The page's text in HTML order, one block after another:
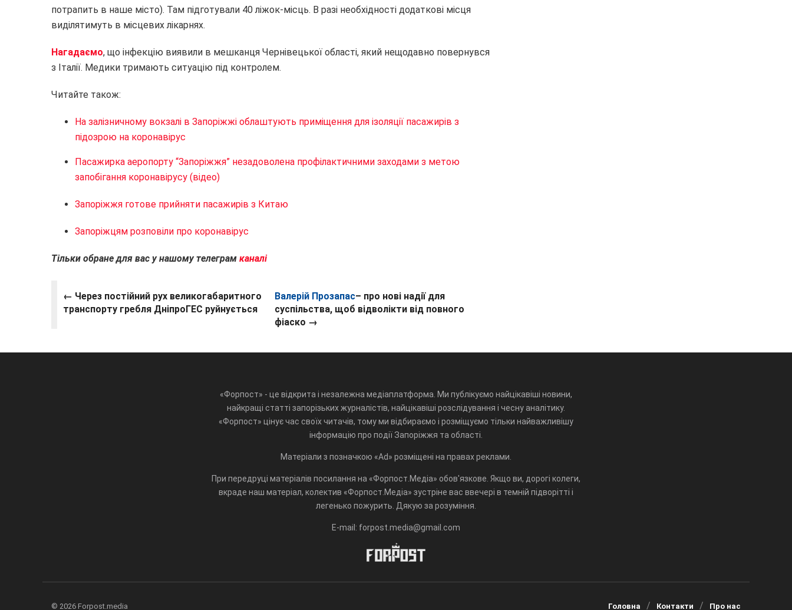
потрапить в наше місто). Там підготували 40 ліжок-місць. В разі необхідності додаткові місця
виділятимуть в місцевих лікарнях.
Нагадаємо, що інфекцію виявили в мешканця Чернівецької області, який нещодавно повернувся
з Італії. Медики тримають ситуацію під контролем.
Читайте також:
На залізничному вокзалі в Запоріжжі облаштують приміщення для ізоляції пасажирів з
підозрою на коронавірус
Пасажирка аеропорту “Запоріжжя” незадоволена профілактичними заходами з метою
запобігання коронавірусу (відео)
Запоріжжя готове прийняти пасажирів з Китаю
Запоріжцям розповіли про коронавірус
Тільки обране для вас у нашому телеграм каналі
← Через постійний рух великогабаритного
транспорту гребля ДніпроГЕС руйнується
Валерій Прозапас– про нові надії для
суспільства, щоб відволікти від повного
фіаско →
«Форпост» - це відкрита і незалежна медіаплатформа. Ми публікуємо найцікавіші новини,
найкращі статті запорізьких журналістів, найцікавіші розслідування і чесну аналітику.
«Форпост» цінує час своїх читачів, тому ми відбираємо і розміщуємо тільки найважливішу
інформацію про події Запоріжжя та області.
Матеріали з позначкою «Ad» розміщені на правах реклами.
При передруці матеріалів посилання на «Форпост.Медіа» обов'язкове. Якщо ви, дорогі колеги,
вкраде наш матеріал, колектив «Форпост.Медіа» зустріне вас ввечері в темній підворітті і
легенько пожурить. Дякую за розуміння.
E-mail: forpost.media@gmail.com
© 2026 Forpost.media Головна Контакти Про нас